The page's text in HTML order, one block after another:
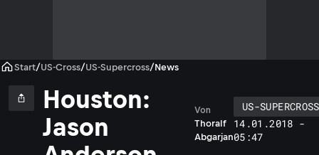
Start/US-Cross/US-Supercross/News
Houston:
Jason
Thoralf
Abgarjan
Von
US-SUPERCROSS
14.01.2018 -
05:47